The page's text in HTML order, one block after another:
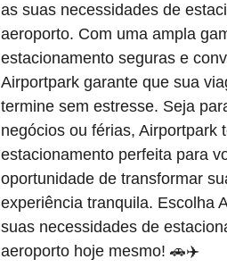
as suas necessidades de
aeroporto. Com uma ampla
estacionamento seguras e
Airportpark garante que sua
termine sem estresse. Seja
negócios ou férias, Airportpark
estacionamento perfeita para
oportunidade de transformar
experiência tranquila. Escolha
suas necessidades de
aeroporto hoje mesmo! 🚗✈️